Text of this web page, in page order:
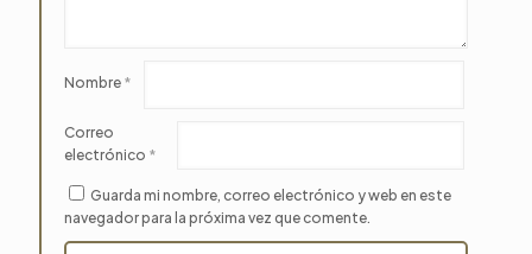
Nombre *
Correo
electrónico *
Guarda mi nombre, correo electrónico y web en este
navegador para la próxima vez que comente.